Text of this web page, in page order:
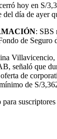
hoy en S/
del día de ayer
: SBS
de Seguro
señaló que
de
de S/
suscriptores